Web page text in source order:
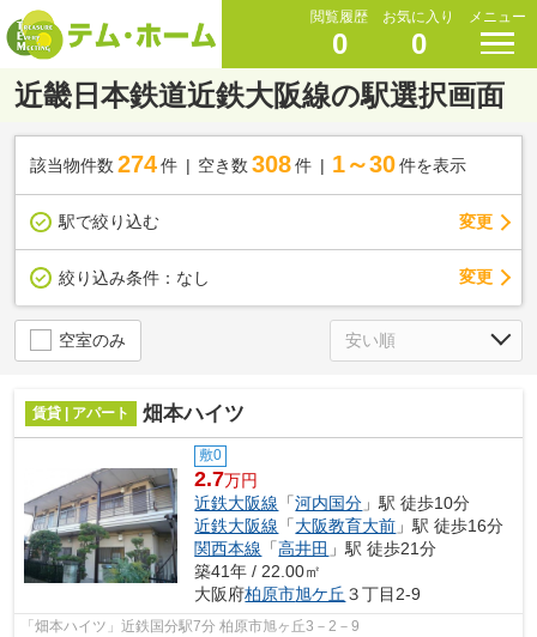
閲覧履歴
0
お気に入り
0
メニュー
近畿日本鉄道近鉄大阪線の駅選択画面
該当物件数 274件 空き数 308 件 1～30 件を表示
駅で絞り込む 変更
絞り込み条件： なし 変更
空室のみ
賃貸 | アパート 畑本ハイツ
敷0
2.7万円
近鉄大阪線 「河内国分 」駅 徒歩10分
近鉄大阪線 「大阪教育大前 」駅 徒歩16分
関西本線 「高井田 」駅 徒歩21分
築41年 / 22.00㎡
大阪府柏原市旭ケ丘 ３丁目2-9
「畑本ハイツ」近鉄国分駅7分 柏原市旭ヶ丘3－2－9